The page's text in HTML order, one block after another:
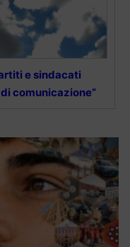
e sindacati
comunicazione”